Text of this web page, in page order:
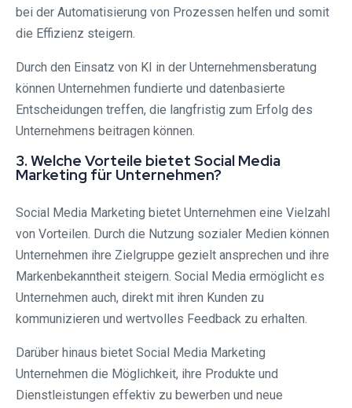
bei der Automatisierung von Prozessen helfen und somit
die Effizienz steigern.
Durch den Einsatz von KI in der Unternehmensberatung
können Unternehmen fundierte und datenbasierte
Entscheidungen treffen, die langfristig zum Erfolg des
Unternehmens beitragen können.
3. Welche Vorteile bietet Social Media
Marketing für Unternehmen?
Social Media Marketing bietet Unternehmen eine Vielzahl
von Vorteilen. Durch die Nutzung sozialer Medien können
Unternehmen ihre Zielgruppe gezielt ansprechen und ihre
Markenbekanntheit steigern. Social Media ermöglicht es
Unternehmen auch, direkt mit ihren Kunden zu
kommunizieren und wertvolles Feedback zu erhalten.
Darüber hinaus bietet Social Media Marketing
Unternehmen die Möglichkeit, ihre Produkte und
Dienstleistungen effektiv zu bewerben und neue